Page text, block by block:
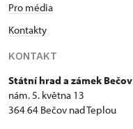
Pro média
Kontakty
KONTAKT
Státní hrad a zámek Bečov
nám. 5. května 13
364 64 Bečov nad Teplou